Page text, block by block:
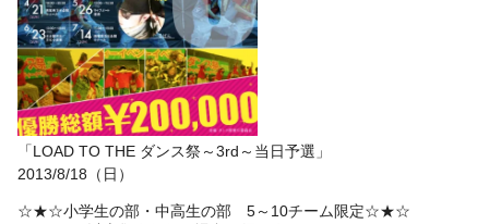
「LOAD TO THE ダンス祭～3rd～当日予選」
2013/8/18（日）
☆★☆小学生の部・中高生の部 5～10チーム限定☆★☆